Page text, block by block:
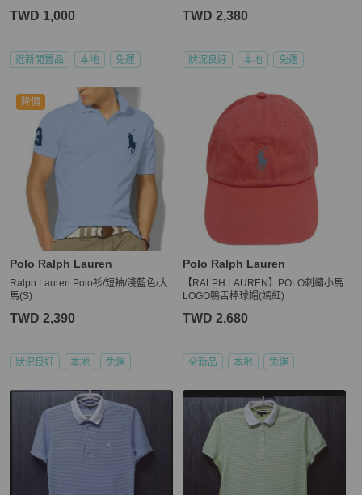
TWD 1,000
近新閒置品 本地 免運
TWD 2,380
狀況良好 本地 免運
降價
Polo Ralph Lauren
Ralph Lauren Polo衫/短袖/淺藍色/大
馬(S)
TWD 2,390
狀況良好 本地 免運
Polo Ralph Lauren
【RALPH LAUREN】POLO刺繡小馬
LOGO鴨舌棒球帽(嫣紅)
TWD 2,680
全新品 本地 免運